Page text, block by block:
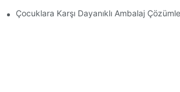
Çocuklara Karşı Dayanıklı Ambalaj